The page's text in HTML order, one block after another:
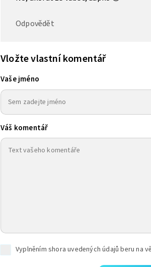
Odpovědět
Vložte vlastní komentář
Vaše jméno
Váš komentář